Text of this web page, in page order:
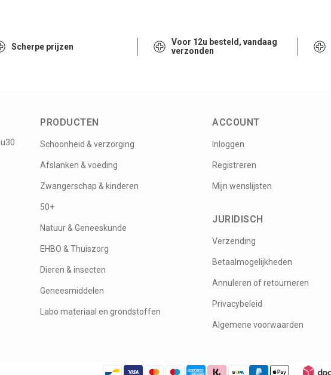
Scherpe prijzen
Voor 12u besteld, vandaag
verzonden
PRODUCTEN
Schoonheid & verzorging
Afslanken & voeding
Zwangerschap & kinderen
50+
Natuur & Geneeskunde
EHBO & Thuiszorg
Dieren & insecten
Geneesmiddelen
Labo materiaal en grondstoffen
ACCOUNT
Inloggen
Registreren
Mijn wenslijsten
JURIDISCH
Verzending
Betaalmogelijkheden
Annuleren of retourneren
Privacybeleid
Algemene voorwaarden